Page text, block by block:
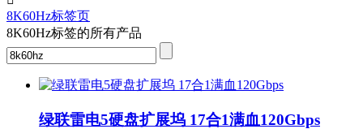
8K60Hz标签页
8K60Hz标签的所有产品
绿联雷电5硬盘扩展坞 17合1满血120Gbps